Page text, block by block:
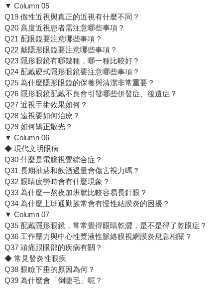
▼ Column 05
Q19 假性近視與真正的近視有什麼不同？
Q20 高度近視患者需注意哪些事項？
Q21 配眼鏡要注意哪些事項？
Q22 戴隱形眼鏡要注意哪些事項？
Q23 隱形眼鏡有哪幾種，哪一種比較好？
Q24 配戴硬式隱形眼鏡要注意哪些事項？
Q25 為什麼隱形眼鏡的保養與清潔非常重要？
Q26 隱形眼鏡配戴不良會引發哪些併發症、後遺症？
Q27 近視手術效果如何？
Q28 遠視要如何治療？
Q29 如何矯正散光？
▼ Column 06
◆ 現代文明眼病
Q30 什麼是電腦視覺綜合症？
Q31 長期抽菸和飲酒過量會傷害視力嗎？
Q32 眼睛疲勞時會有什麼現象？
Q33 為什麼一熬夜加班就比較容易長針眼？
Q34 為什麼上班通勤族常會有慢性結膜炎的困擾？
▼ Column 07
Q35 配戴隱形眼鏡，常常覺得眼睛乾澀，是不是得了乾眼症？
Q36 工作壓力與中心性漿液性脈絡膜視網膜炎息息相關？
Q37 頭痛跟眼部的疾病有關？
◆ 常見發炎性眼疾
Q38 眼瞼下垂的原因為何？
Q39 為什麼會「倒睫毛」呢？